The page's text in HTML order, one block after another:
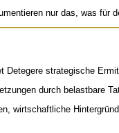
nur das, was für
Detegere strategische
durch belastbare
wirtschaftliche